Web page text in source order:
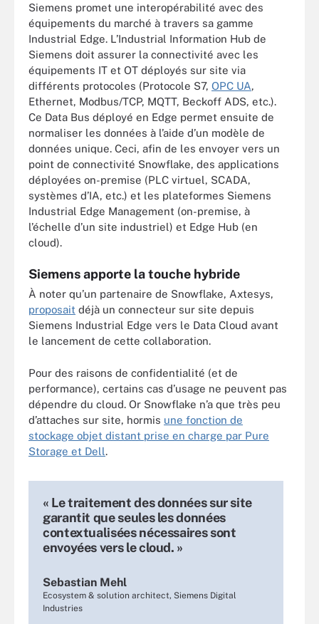
Siemens promet une interopérabilité avec des
équipements du marché à travers sa gamme
Industrial Edge. L’Industrial Information Hub de
Siemens doit assurer la connectivité avec les
équipements IT et OT déployés sur site via
différents protocoles (Protocole S7, OPC UA,
Ethernet, Modbus/TCP, MQTT, Beckoff ADS, etc.).
Ce Data Bus déployé en Edge permet ensuite de
normaliser les données à l’aide d’un modèle de
données unique. Ceci, afin de les envoyer vers un
point de connectivité Snowflake, des applications
déployées on-premise (PLC virtuel, SCADA,
systèmes d’IA, etc.) et les plateformes Siemens
Industrial Edge Management (on-premise, à
l’échelle d’un site industriel) et Edge Hub (en
cloud).
Siemens apporte la touche hybride
À noter qu’un partenaire de Snowflake, Axtesys,
proposait déjà un connecteur sur site depuis
Siemens Industrial Edge vers le Data Cloud avant
le lancement de cette collaboration.
Pour des raisons de confidentialité (et de
performance), certains cas d’usage ne peuvent pas
dépendre du cloud. Or Snowflake n’a que très peu
d’attaches sur site, hormis une fonction de
stockage objet distant prise en charge par Pure
Storage et Dell.
« Le traitement des données sur site
garantit que seules les données
contextualisées nécessaires sont
envoyées vers le cloud. »
Sebastian Mehl
Ecosystem & solution architect, Siemens Digital
Industries